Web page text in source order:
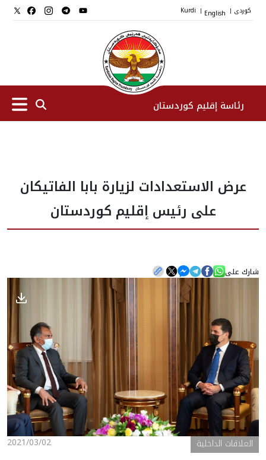
کوردی |
English
|
Kurdi
رئاسة إقليم كوردستان
نواب الرئيس
طاقم الرئاسة
المؤسسات
المعرض
عرض الاستعدادات لزيارة بابا الفاتيكان
على رئيس إقليم كوردستان
شارك على
2021/03/02 العلاقات الداخلية